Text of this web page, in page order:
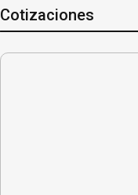
Cotizaciones